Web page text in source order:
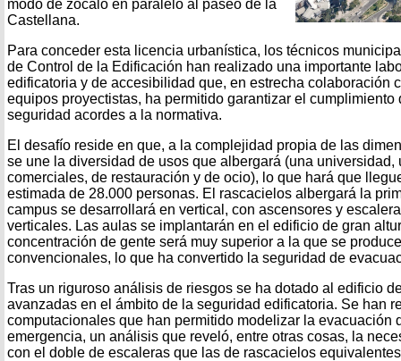
modo de zócalo en paralelo al paseo de la
Castellana.
Para conceder esta licencia urbanística, los técnicos
de Control de la Edificación han realizado una importante
edificatoria y de accesibilidad que, en estrecha colaboración
equipos proyectistas, ha permitido garantizar el cumplimiento
seguridad acordes a la normativa.
El desafío reside en que, a la complejidad propia de las
se une la diversidad de usos que albergará (una universidad,
comerciales, de restauración y de ocio), lo que hará que
estimada de 28.000 personas. El rascacielos albergará la
campus se desarrollará en vertical, con ascensores y
verticales. Las aulas se implantarán en el edificio de gran
concentración de gente será muy superior a la que se
convencionales, lo que ha convertido la seguridad de
Tras un riguroso análisis de riesgos se ha dotado al edificio
avanzadas en el ámbito de la seguridad edificatoria. Se han
computacionales que han permitido modelizar la evacuación
emergencia, un análisis que reveló, entre otras cosas, la
con el doble de escaleras que las de rascacielos